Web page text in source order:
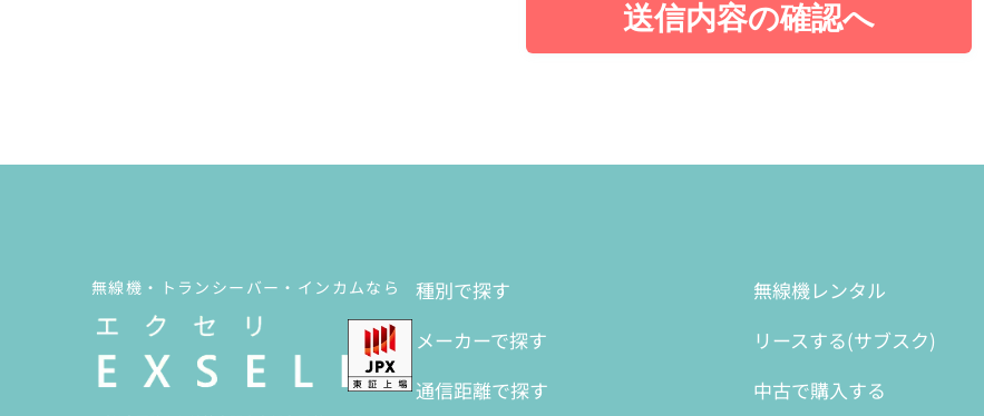
送信内容の確認へ
無線機・トランシーバー・インカムなら
種別で探す
メーカーで探す
通信距離で探す
無線機レンタル
リースする(サブスク)
中古で購入する